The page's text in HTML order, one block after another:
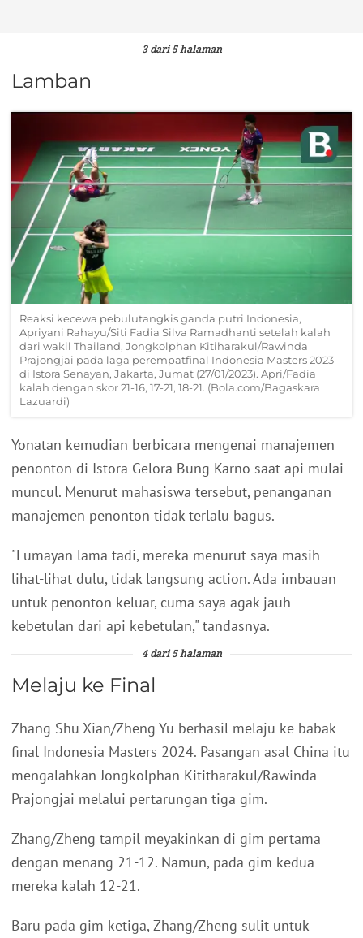
3 dari 5 halaman
Lamban
Reaksi kecewa pebulutangkis ganda putri Indonesia,
Apriyani Rahayu/Siti Fadia Silva Ramadhanti setelah kalah
dari wakil Thailand, Jongkolphan Kitiharakul/Rawinda
Prajongjai pada laga perempatfinal Indonesia Masters 2023
di Istora Senayan, Jakarta, Jumat (27/01/2023). Apri/Fadia
kalah dengan skor 21-16, 17-21, 18-21. (Bola.com/Bagaskara
Lazuardi)
Yonatan kemudian berbicara mengenai manajemen
penonton di Istora Gelora Bung Karno saat api mulai
muncul. Menurut mahasiswa tersebut, penanganan
manajemen penonton tidak terlalu bagus.
"Lumayan lama tadi, mereka menurut saya masih
lihat-lihat dulu, tidak langsung action. Ada imbauan
untuk penonton keluar, cuma saya agak jauh
kebetulan dari api kebetulan," tandasnya.
4 dari 5 halaman
Melaju ke Final
Zhang Shu Xian/Zheng Yu berhasil melaju ke babak
final Indonesia Masters 2024. Pasangan asal China itu
mengalahkan Jongkolphan Kititharakul/Rawinda
Prajongjai melalui pertarungan tiga gim.
Zhang/Zheng tampil meyakinkan di gim pertama
dengan menang 21-12. Namun, pada gim kedua
mereka kalah 12-21.
Baru pada gim ketiga, Zhang/Zheng sulit untuk